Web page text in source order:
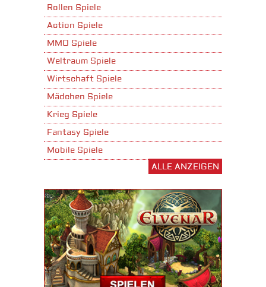
Rollen Spiele
Action Spiele
MMO Spiele
Weltraum Spiele
Wirtschaft Spiele
Mädchen Spiele
Krieg Spiele
Fantasy Spiele
Mobile Spiele
Download Spiele
3D Spiele
Tablet Spiele
Android Spiele
iPhone Spiele
ALLE ANZEIGEN